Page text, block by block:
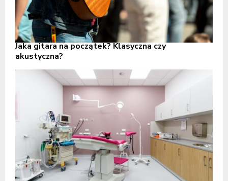
Jaka gitara na początek? Klasyczna czy
akustyczna?